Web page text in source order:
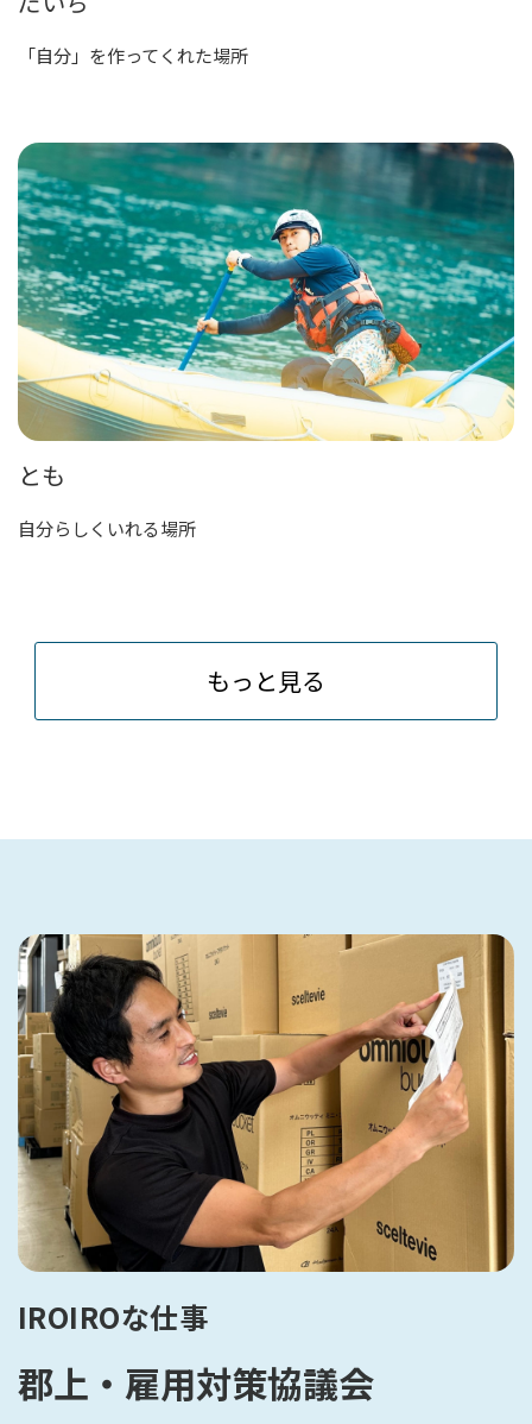
「自分」を作ってくれた場所
とも
自分らしくいれる場所
もっと見る
IROIROな仕事
郡上・雇用対策協議会